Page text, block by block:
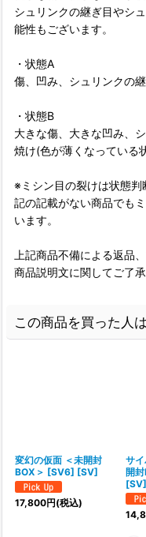
シュリンクの継ぎ目やシ
能性もございます。
・状態A
傷、凹み、シュリンクの
・状態B
大きな傷、大きな凹み、
焼け(色が薄くなっている
※ミシン目の裂けは状態
記の記載がない商品でも
います。
上記商品不備による返品
商品説明文に関してご了
この商品を買った人
変幻の仮面 ＜未開封
BOX＞ [SV6] [SV]
17,800円(税込)
サ
開
[SV]